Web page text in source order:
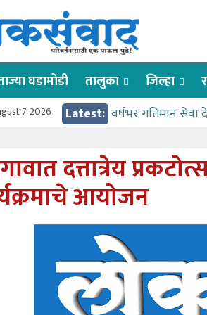
घडामोडी तालुका जिल्हा
7, 2026 Latest: वर्षभर गतिमान
आत्मामालिक
ईच्छा आणि
आमदार आशुतोष काळे
दत्तात्रेय
आयोजन